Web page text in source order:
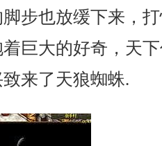
步也放缓下来，
巨大的好奇，天
来了天狼蜘蛛.